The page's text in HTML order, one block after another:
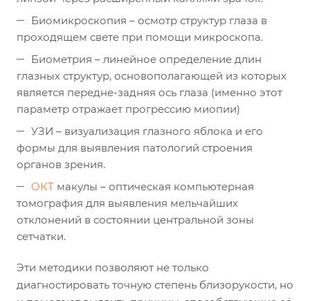
Биомикроскопия – осмотр структур глаза в
проходящем свете при помощи микроскопа.
Биометрия – линейное определение длин
глазных структур, основополагающей из которых
является передне-задняя ось глаза (именно этот
параметр отражает прогрессию миопии)
УЗИ – визуализация глазного яблока и его
формы для выявления патологий строения
органов зрения.
ОКТ макулы – оптическая компьютерная
томография для выявления мельчайших
отклонений в состоянии центральной зоны
сетчатки.
Эти методики позволяют не только
диагностировать точную степень близорукости, но